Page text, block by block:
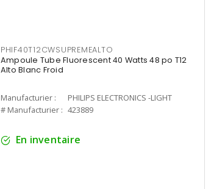
PHIF40T12CWSUPREMEALTO
Ampoule Tube Fluorescent 40 Watts 48 po T12
Alto Blanc Froid
Manufacturier :
PHILIPS ELECTRONICS -LIGHT
# Manufacturier : 423889
En inventaire